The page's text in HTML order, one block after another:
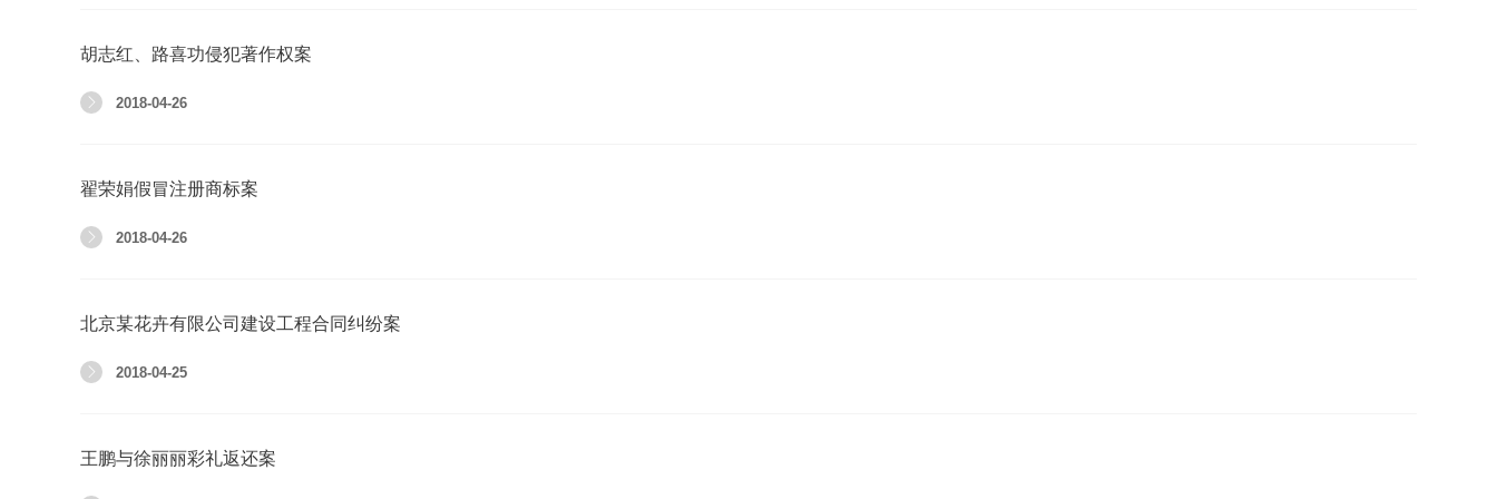
胡志红、路喜功侵犯著作权案
2018-04-26
翟荣娟假冒注册商标案
2018-04-26
北京某花卉有限公司建设工程合同纠纷案
2018-04-25
王鹏与徐丽丽彩礼返还案